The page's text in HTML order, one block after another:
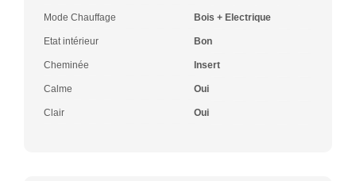
Mode Chauffage Bois + Electrique
Etat intérieur Bon
Cheminée Insert
Calme Oui
Clair Oui